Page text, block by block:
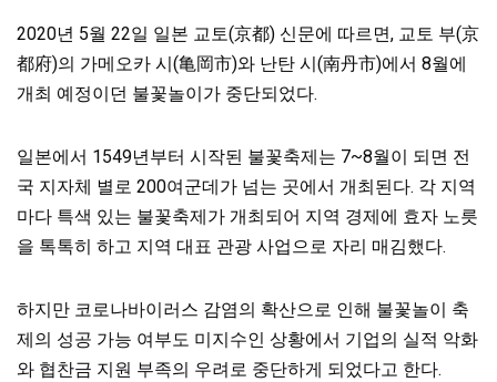
2020년 5월 22일 일본 교토(京都) 신문에 따르면, 교토 부(京
都府)의 가메오카 시(亀岡市)와 난탄 시(南丹市)에서 8월에
개최 예정이던 불꽃놀이가 중단되었다.
일본에서 1549년부터 시작된 불꽃축제는 7~8월이 되면 전
국 지자체 별로 200여군데가 넘는 곳에서 개최된다. 각 지역
마다 특색 있는 불꽃축제가 개최되어 지역 경제에 효자 노릇
을 톡톡히 하고 지역 대표 관광 사업으로 자리 매김했다.
하지만 코로나바이러스 감염의 확산으로 인해 불꽃놀이 축
제의 성공 가능 여부도 미지수인 상황에서 기업의 실적 악화
와 협찬금 지원 부족의 우려로 중단하게 되었다고 한다.